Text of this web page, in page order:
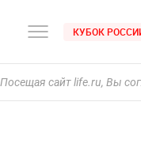
КУБОК
Посещая сайт life.ru, Вы